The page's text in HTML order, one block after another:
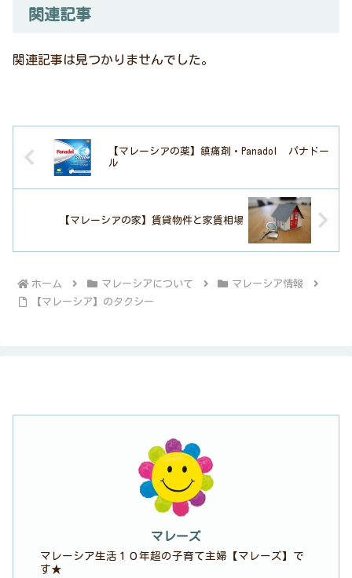
関連記事
関連記事は見つかりませんでした。
【マレーシアの薬】鎮痛剤・Panadol パナドー
ル
【マレーシアの家】賃貸物件と家賃相場
ホーム マレーシアについて
マレーシア情報
【マレーシア】のタクシー
マレーズ
マレーシア生活１０年超の子育て主婦【マレーズ】で
す★